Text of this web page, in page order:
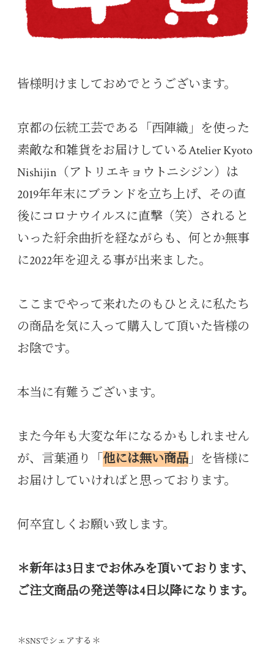
皆様明けましておめでとうございます。
京都の伝統工芸である「西陣織」を使った
素敵な和雑貨をお届けしているAtelier Kyoto
Nishijin（アトリエキョウトニシジン）は
2019年年末にブランドを立ち上げ、その直
後にコロナウイルスに直撃（笑）されると
いった紆余曲折を経ながらも、何とか無事
に2022年を迎える事が出来ました。
ここまでやって来れたのもひとえに私たち
の商品を気に入って購入して頂いた皆様の
お陰です。
本当に有難うございます。
また今年も大変な年になるかもしれません
が、言葉通り「 他には無い商品」を皆様に
お届けしていければと思っております。
何卒宜しくお願い致します。
＊新年は3日までお休みを頂いております、
ご注文商品の発送等は4日以降になります。
＊SNSでシェアする＊